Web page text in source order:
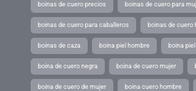
boinas de cuero precios boinas de cuero para
boinas de cuero para caballeros boinas de cuero
boinas de caza boina piel hombre boina piel
boina de cuero negra boina de cuero mujer
boina de cuero de mujer boina cuero hombre